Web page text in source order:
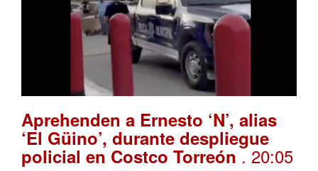
Aprehenden a Ernesto ‘N’, alias
‘El Güino’, durante despliegue
policial en Costco Torreón. 20:05